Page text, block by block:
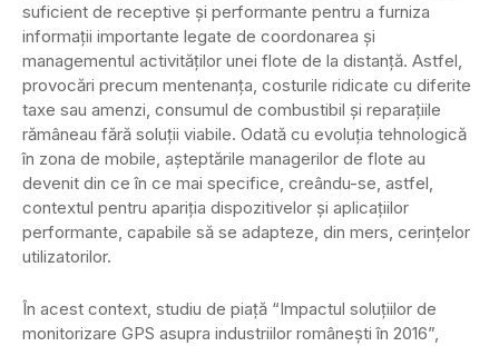
suficient de receptive şi performante pentru a furniza
informaţii importante legate de coordonarea şi
managementul activităţilor unei flote de la distanţă. Astfel,
provocări precum mentenanţa, costurile ridicate cu diferite
taxe sau amenzi, consumul de combustibil şi reparaţiile
rămâneau fără soluţii viabile. Odată cu evoluţia tehnologică
în zona de mobile, aşteptările managerilor de flote au
devenit din ce în ce mai specifice, creându-se, astfel,
contextul pentru apariţia dispozitivelor şi aplicaţiilor
performante, capabile să se adapteze, din mers, cerinţelor
utilizatorilor.
În acest context, studiu de piaţă “Impactul soluţiilor de
monitorizare GPS asupra industriilor româneşti în 2016”,